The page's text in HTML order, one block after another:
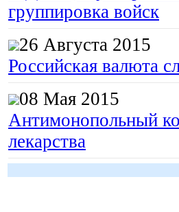
группировка войск
26 Августа 2015
Российская валюта
08 Мая 2015
Антимонопольный
лекарства